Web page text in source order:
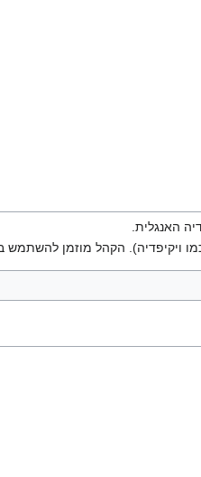
ויקיפדיה). הקהל מוזמן להשתמש